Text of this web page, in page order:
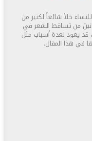
حلاً شائعاً لكثير من
من تساقط الشعر في
يعود لعدة أسباب مثل
في هذا المقال.